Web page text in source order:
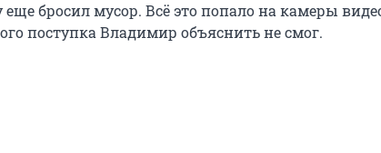
еще бросил мусор. Всё это попало на камеры
поступка Владимир объяснить не смог.